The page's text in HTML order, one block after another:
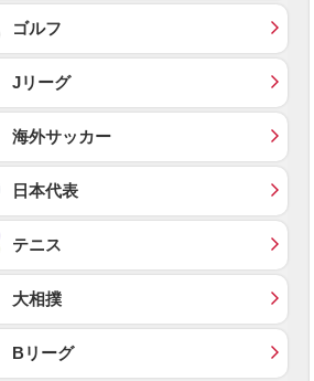
ゴルフ
Jリーグ
海外サッカー
日本代表
テニス
大相撲
Bリーグ